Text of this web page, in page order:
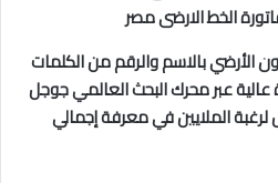
الخط الارضى مصر
الأرضي بالاسم والرقم من الكلمات
عبر محرك البحث العالمي جوجل
الملايين في معرفة إجمالي